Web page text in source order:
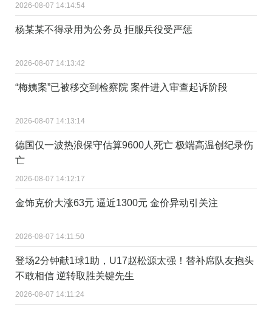
2026-08-07 14:14:54
杨某某不得录用为公务员 拒服兵役受严惩
2026-08-07 14:13:42
“梅姨案”已被移交到检察院 案件进入审查起诉阶段
2026-08-07 14:13:14
德国仅一波热浪保守估算9600人死亡 极端高温创纪录伤
亡
2026-08-07 14:12:17
金饰克价大涨63元 逼近1300元 金价异动引关注
2026-08-07 14:11:50
登场2分钟献1球1助，U17赵松源太强！替补席队友抱头
不敢相信 逆转取胜关键先生
2026-08-07 14:11:24